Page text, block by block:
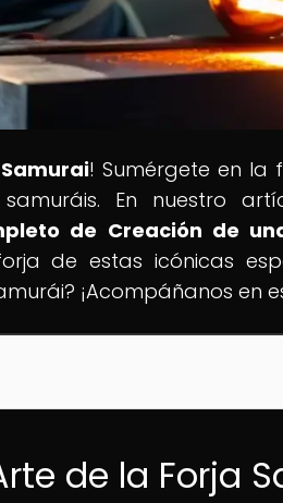
! Sumérgete en la
En nuestro
de Creación de
de estas icónicas
¡Acompáñanos en
de la Forja